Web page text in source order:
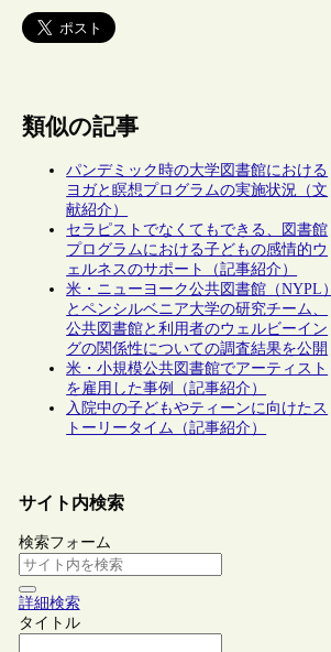
類似の記事
パンデミック時の大学図書館における
ヨガと瞑想プログラムの実施状況（文
献紹介）
セラピストでなくてもできる、図書館
プログラムにおける子どもの感情的ウ
ェルネスのサポート（記事紹介）
米・ニューヨーク公共図書館（NYPL）
とペンシルベニア大学の研究チーム、
公共図書館と利用者のウェルビーイン
グの関係性についての調査結果を公開
米・小規模公共図書館でアーティスト
を雇用した事例（記事紹介）
入院中の子どもやティーンに向けたス
トーリータイム（記事紹介）
サイト内検索
検索フォーム
詳細検索
タイトル